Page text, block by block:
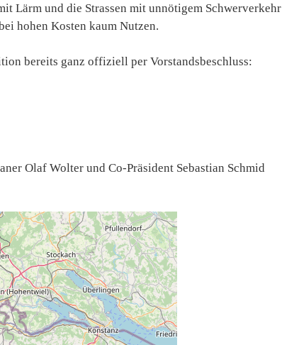
Lärm und die Strassen mit unnötigem Schwerverkehr
hohen Kosten kaum Nutzen.
bereits ganz offiziell per Vorstandsbeschluss:
Olaf Wolter und Co-Präsident Sebastian Schmid